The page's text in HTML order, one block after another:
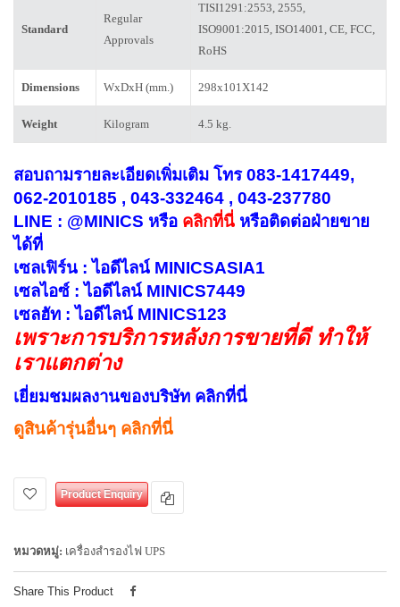
Standard
Regular
Approvals
TISI1291:2553, 2555,
ISO9001:2015, ISO14001, CE, FCC,
RoHS
Dimensions WxDxH (mm.) 298x101X142
Weight Kilogram 4.5 kg.
สอบถามรายละเอียดเพิ่มเติม โทร 083-1417449,
062-2010185 , 043-332464 , 043-237780
LINE : @MINICS หรือ คลิกที่นี่ หรือติดต่อฝ่ายขาย
ได้ที่
เซลเฟิร์น : ไอดีไลน์ MINICSASIA1
เซลไอซ์ : ไอดีไลน์ MINICS7449
เซลฮัท : ไอดีไลน์ MINICS123
เพราะการบริการหลังการขายที่ดี ทำให้
เราแตกต่าง
เยี่ยมชมผลงานของบริษัท คลิกที่นี่
ดูสินค้ารุ่นอื่นๆ คลิกที่นี่
Product Enquiry
หมวดหมู่: เครื่องสำรองไฟ UPS
Share This Product